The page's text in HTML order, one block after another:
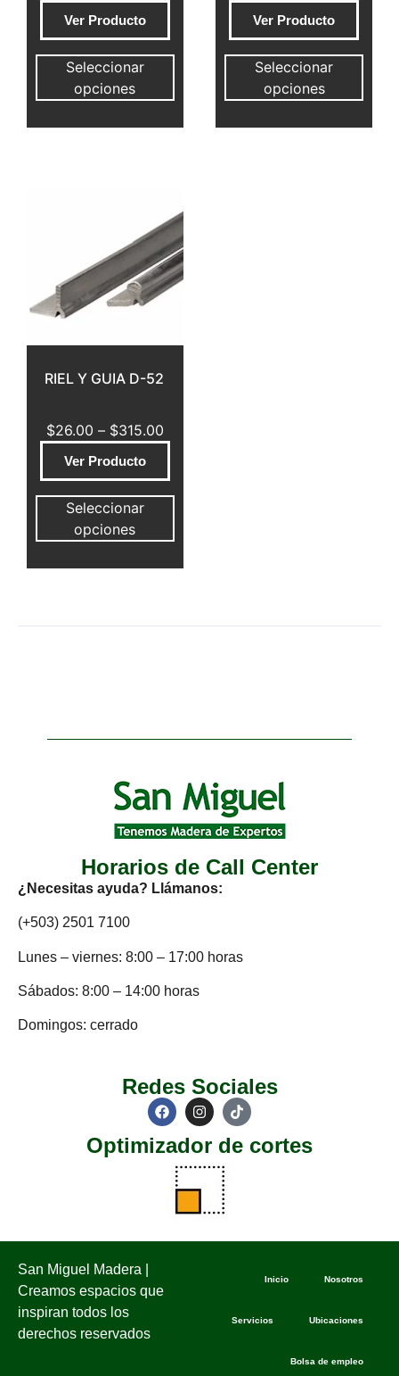
Ver Producto
Seleccionar
opciones
Ver Producto
Seleccionar
opciones
RIEL Y GUIA D-52
$26.00 – $315.00
Ver Producto
Seleccionar
opciones
Horarios de Call Center
¿Necesitas ayuda? Llámanos:
(+503) 2501 7100
Lunes – viernes: 8:00 – 17:00 horas
Sábados: 8:00 – 14:00 horas
Domingos: cerrado
Redes Sociales
Optimizador de cortes
San Miguel Madera |
Creamos espacios que
inspiran todos los
derechos reservados
Inicio Nosotros
Servicios Ubicaciones
Bolsa de empleo